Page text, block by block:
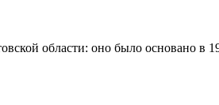
области: оно было основано в